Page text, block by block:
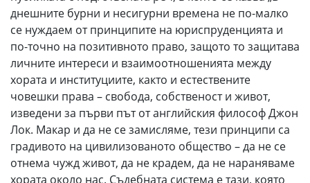
днешните бурни и несигурни времена не по-малко
се нуждаем от принципите на юриспруденцията и
по-точно на позитивното право, защото то защитава
личните интереси и взаимоотношенията между
хората и институциите, както и естествените
човешки права – свобода, собственост и живот,
изведени за първи път от английския философ Джон
Лок. Макар и да не се замисляме, тези принципи са
градивото на цивилизованото общество – да не се
отнема чужд живот, да не крадем, да не нараняваме
хората около нас. Съдебната система е тази, която